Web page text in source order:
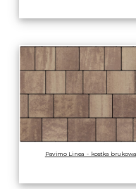
Pavimo Linea - kostka brukowa